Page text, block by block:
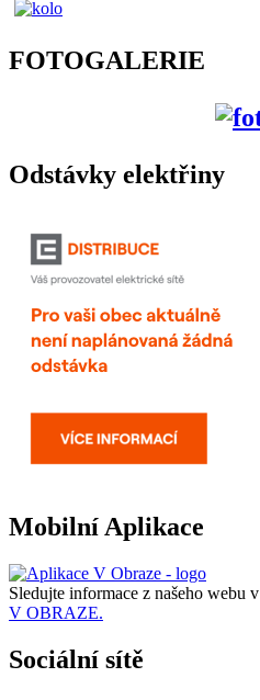
FOTOGALERIE
Odstávky elektřiny
Mobilní Aplikace
Sledujte informace z našeho webu v
V OBRAZE.
Sociální sítě